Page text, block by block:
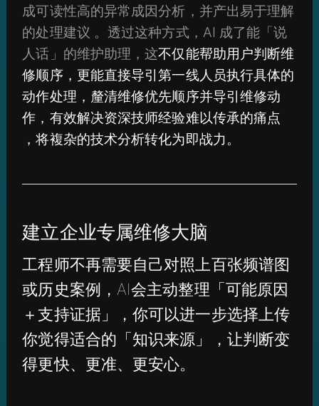
成可读性高的异常成因分析，并产出易于理解
的处理建议 。透过这种方式，AI 成了能「说
人话」的维护助理，这不仅能帮助用户判断维
修顺序，更能直接导引第一线人员执行具体的
动作处理，釐清维修优先顺序并导引维修动
作，有效解决资深技师经验难以传承的痛点
，将複杂的技术分析转化为即战力。
建立企业专属维修大脑
工程师不再需要自己对照上百张频谱图
或历史案例，AI会主动整理「可能原因
＋支持证据」，你可以进一步选择上传
你觉得适合的「知识来源」，让判断变
得更快、更准、更安心。